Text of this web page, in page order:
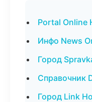
Portal Online
Инфо News
Город
Справочник
Город Link